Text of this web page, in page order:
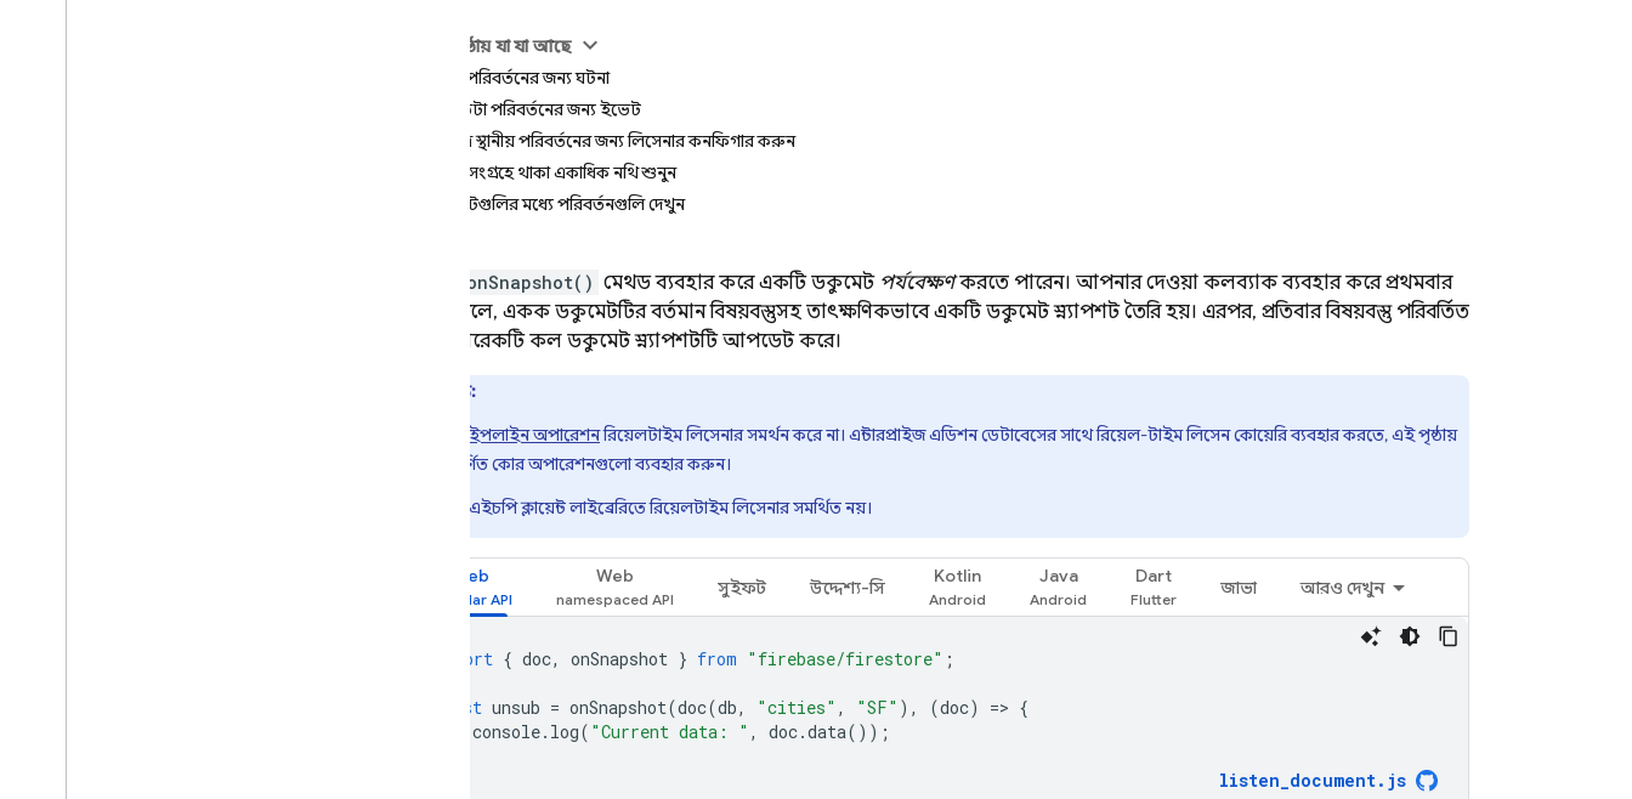
এই পৃষ্ঠায় যা যা আছে
স্থানীয় পরিবর্তনের জন্য ঘটনা
মেটাডেটা পরিবর্তনের জন্য ইভেন্ট
শুধুমাত্র স্থানীয় পরিবর্তনের জন্য লিসেনার কনফিগার করুন
একটি সংগ্রহে থাকা একাধিক নথি শুনুন
স্ন্যাপশটগুলির মধ্যে পরিবর্তনগুলি দেখুন
onSnapshot() মেথড ব্যবহার করে একটি ডকুমেন্ট পর্যবেক্ষণকরতে পারেন। আপনার দেওয়া কলব্যাক ব্যবহার করে প্রথমবার
কল করলে, একক ডকুমেন্টটির বর্তমান বিষয়বস্তুসহ তাৎক্ষণিকভাবে একটি ডকুমেন্ট স্ন্যাপশট তৈরি হয়। এরপর, প্রতিবার বিষয়বস্তু পরিবর্তিত
হলে, আরেকটি কল ডকুমেন্ট স্ন্যাপশটটি আপডেট করে।
দ্রষ্টব্য:
পাইপলাইন অপারেশনরিয়েলটাইম লিসেনার সমর্থন করে না। এন্টারপ্রাইজ এডিশন ডেটাবেসের সাথে রিয়েল-টাইম লিসেন কোয়েরি ব্যবহার করতে, এই পৃষ্ঠায়
বর্ণিত কোর অপারেশনগুলো ব্যবহার করুন।
পিএইচপি ক্লায়েন্ট লাইব্রেরিতে রিয়েলটাইম লিসেনার সমর্থিত নয়।
Web Web
সুইফট উদ্দেশ্য-সি
Kotlin Java Dart
জাভা আরও দেখুন
import { doc, onSnapshot } from "firebase/firestore" ;
const unsub = onSnapshot(doc(db, "cities" , "SF" ), (doc) => {
console. log( "Current data: " , doc.data());
listen_document. js